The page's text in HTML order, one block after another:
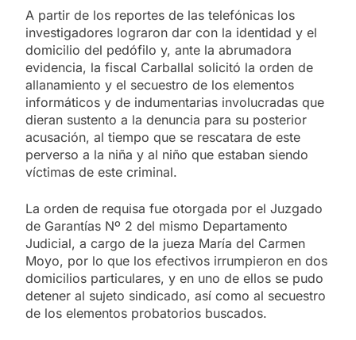
A partir de los reportes de las telefónicas los
investigadores lograron dar con la identidad y el
domicilio del pedófilo y, ante la abrumadora
evidencia, la fiscal Carballal solicitó la orden de
allanamiento y el secuestro de los elementos
informáticos y de indumentarias involucradas que
dieran sustento a la denuncia para su posterior
acusación, al tiempo que se rescatara de este
perverso a la niña y al niño que estaban siendo
víctimas de este criminal.
La orden de requisa fue otorgada por el Juzgado
de Garantías Nº 2 del mismo Departamento
Judicial, a cargo de la jueza María del Carmen
Moyo, por lo que los efectivos irrumpieron en dos
domicilios particulares, y en uno de ellos se pudo
detener al sujeto sindicado, así como al secuestro
de los elementos probatorios buscados.